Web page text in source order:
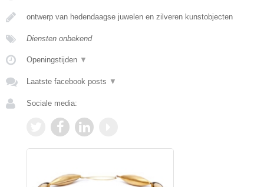
ontwerp van hedendaagse juwelen en zilveren kunstobjecten
Diensten onbekend
Openingstijden ▼
Laatste facebook posts ▼
Sociale media: